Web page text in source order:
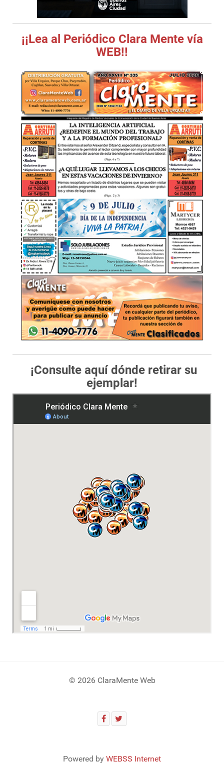
¡¡Lea al Periódico Clara Mente vía
WEB!!
¡Consulte aquí dónde retirar su
ejemplar!
© 2026 ClaraMente Web
Powered by WEBSS Internet